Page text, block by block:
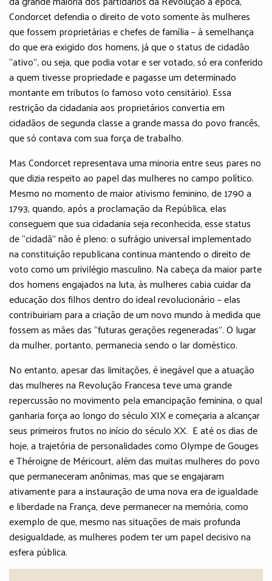
Condorcet defendia o direito de voto somente às mulheres
que fossem proprietárias e chefes de família – à semelhança
do que era exigido dos homens, já que o status de cidadão
“ativo”, ou seja, que podia votar e ser votado, só era conferido
a quem tivesse propriedade e pagasse um determinado
montante em tributos (o famoso voto censitário). Essa
restrição da cidadania aos proprietários convertia em
cidadãos de segunda classe a grande massa do povo francês,
que só contava com sua força de trabalho.
Mas Condorcet representava uma minoria entre seus pares no
que dizia respeito ao papel das mulheres no campo político.
Mesmo no momento de maior ativismo feminino, de 1790 a
1793, quando, após a proclamação da República, elas
conseguem que sua cidadania seja reconhecida, esse status
de “cidadã” não é pleno: o sufrágio universal implementado
na constituição republicana continua mantendo o direito de
voto como um privilégio masculino. Na cabeça da maior parte
dos homens engajados na luta, às mulheres cabia cuidar da
educação dos filhos dentro do ideal revolucionário – elas
contribuiriam para a criação de um novo mundo à medida que
fossem as mães das “futuras gerações regeneradas”. O lugar
da mulher, portanto, permanecia sendo o lar doméstico.
No entanto, apesar das limitações, é inegável que a atuação
das mulheres na Revolução Francesa teve uma grande
repercussão no movimento pela emancipação feminina, o qual
ganharia força ao longo do século XIX e começaria a alcançar
seus primeiros frutos no início do século XX. E até os dias de
hoje, a trajetória de personalidades como Olympe de Gouges
e Théroigne de Méricourt, além das muitas mulheres do povo
que permaneceram anônimas, mas que se engajaram
ativamente para a instauração de uma nova era de igualdade
e liberdade na França, deve permanecer na memória, como
exemplo de que, mesmo nas situações de mais profunda
desigualdade, as mulheres podem ter um papel decisivo na
esfera pública.